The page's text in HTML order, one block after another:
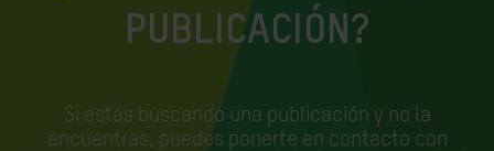
PUBLICACIÓN?
Si estás buscando una publicación y no la
encuentras, puedes ponerte en contacto con